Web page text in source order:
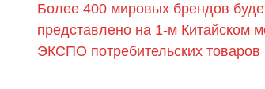
Более 400 мировых брендов
представлено на 1-м Китайском
ЭКСПО потребительских товаров